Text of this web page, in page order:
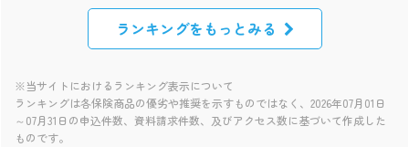
ランキングをもっとみる
※当サイトにおけるランキング表示について
ランキングは各保険商品の優劣や推奨を示すものではなく、2026年07月01日
～07月31日の申込件数、資料請求件数、及びアクセス数に基づいて作成した
ものです。